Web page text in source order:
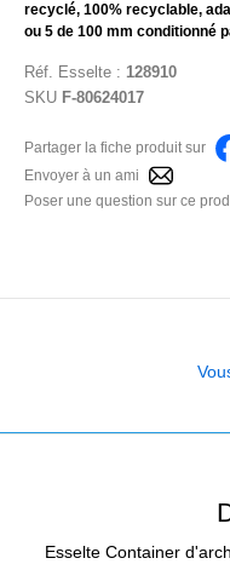
recyclé, 100% recyclable,
ou 5 de 100 mm conditionné
Réf. Esselte: 128910
SKU F-80624017
Partager la fiche produit sur
Envoyer à un ami
Poser une question sur ce
Esselte Container